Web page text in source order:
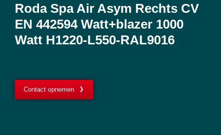
Roda Spa Air Asym Rechts CV
EN 442594 Watt+blazer 1000
Watt H1220-L550-RAL9016
Contact opnemen